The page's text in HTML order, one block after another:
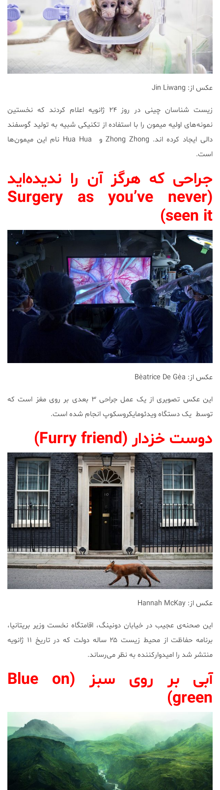
عکس از: Jin Liwang
زیست شناسان چینی در روز ۲۴ ژانویه اعلام کردند که نخستین
نمونه‌های اولیه میمون را با استفاده از تکنیکی شبیه به تولید گوسفند
دالی ایجاد کرده اند. Zhong Zhong و Hua Hua نام این میمون‌ها
است.
جراحی که هرگز آن‌ را ندیده‌اید
(
Surgery as you’ve never
seen it)
عکس از: Bèatrice De Gèa
این عکس تصویری از یک عمل جراحی ۳ بعدی بر روی مغز است که
توسط یک دستگاه ویدئومایکروسکوپ انجام شده است.
دوست خزدار (Furry friend)
عکس از: Hannah McKay
این صحنه‌ی عجیب در خیابان دونینگ، اقامتگاه نخست وزیر بریتانیا،
برنامه حفاظت از محیط زیست ۲۵ ساله دولت که در تاریخ ۱۱ ژانویه
منتشر شد را امیدوارکننده به نظر می‌رساند.
آبی بر روی سبز (Blue on
green)